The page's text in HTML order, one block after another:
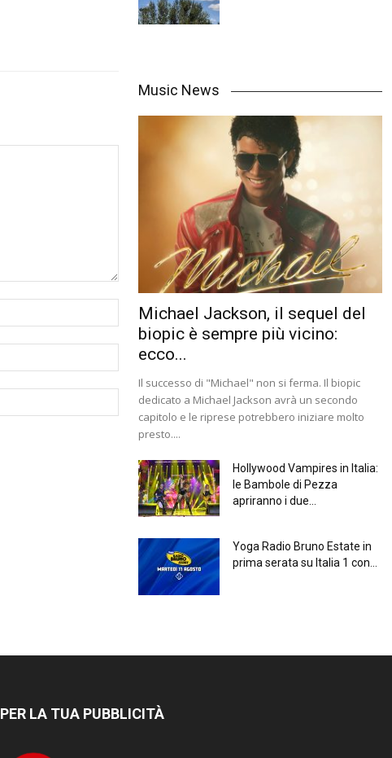
Music News
Michael Jackson, il sequel del
biopic è sempre più vicino:
ecco...
Il successo di "Michael" non si ferma. Il biopic
dedicato a Michael Jackson avrà un secondo
capitolo e le riprese potrebbero iniziare molto
presto....
Hollywood Vampires in Italia:
le Bambole di Pezza
apriranno i due...
Yoga Radio Bruno Estate in
prima serata su Italia 1 con...
PER LA TUA PUBBLICITÀ